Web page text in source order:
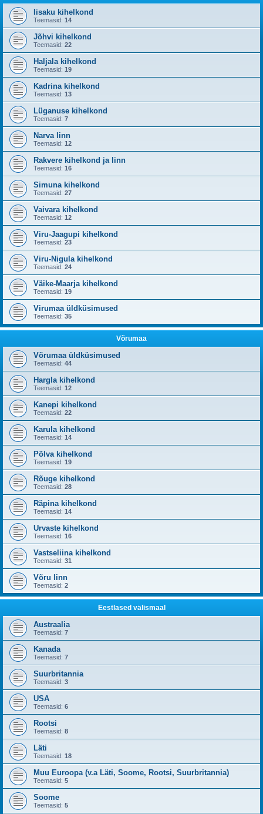
Iisaku kihelkond
Teemasid: 14
Jõhvi kihelkond
Teemasid: 22
Haljala kihelkond
Teemasid: 19
Kadrina kihelkond
Teemasid: 13
Lüganuse kihelkond
Teemasid: 7
Narva linn
Teemasid: 12
Rakvere kihelkond ja linn
Teemasid: 16
Simuna kihelkond
Teemasid: 27
Vaivara kihelkond
Teemasid: 12
Viru-Jaagupi kihelkond
Teemasid: 23
Viru-Nigula kihelkond
Teemasid: 24
Väike-Maarja kihelkond
Teemasid: 19
Virumaa üldküsimused
Teemasid: 35
Võrumaa
Võrumaa üldküsimused
Teemasid: 44
Hargla kihelkond
Teemasid: 12
Kanepi kihelkond
Teemasid: 22
Karula kihelkond
Teemasid: 14
Põlva kihelkond
Teemasid: 19
Rõuge kihelkond
Teemasid: 28
Räpina kihelkond
Teemasid: 14
Urvaste kihelkond
Teemasid: 16
Vastseliina kihelkond
Teemasid: 31
Võru linn
Teemasid: 2
Eestlased välismaal
Austraalia
Teemasid: 7
Kanada
Teemasid: 7
Suurbritannia
Teemasid: 3
USA
Teemasid: 6
Rootsi
Teemasid: 8
Läti
Teemasid: 18
Muu Euroopa (v.a Läti, Soome, Rootsi, Suurbritannia)
Teemasid: 5
Soome
Teemasid: 5